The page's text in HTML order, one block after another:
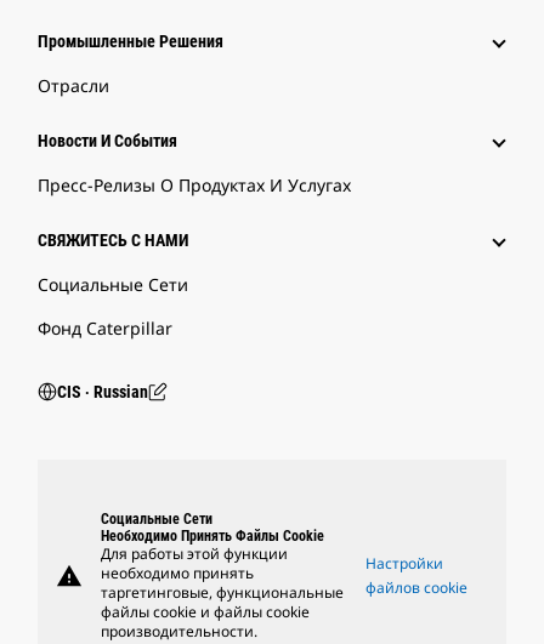
Промышленные Решения
Отрасли
Новости И События
Пресс-Релизы О Продуктах И Услугах
СВЯЖИТЕСЬ С НАМИ
Социальные Сети
Фонд Caterpillar
CIS ‧ Russian
warning
Социальные Сети
Необходимо Принять Файлы Cookie
Для работы этой функции
необходимо принять
таргетинговые, функциональные
файлы cookie и файлы cookie
производительности.
Настройки
файлов cookie